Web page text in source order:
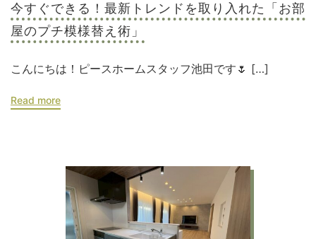
今すぐできる！最新トレンドを取り入れた「お部
屋のプチ模様替え術」
こんにちは！ピースホームスタッフ池田です🌷 […]
Read more